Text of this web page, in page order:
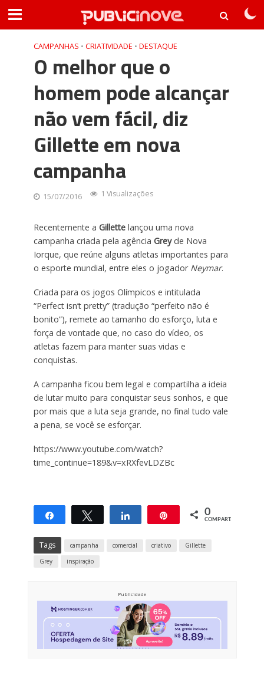
CAMPANHAS • CRIATIVIDADE • DESTAQUE
O melhor que o
homem pode alcançar
não vem fácil, diz
Gillette em nova
campanha
15/07/2016 1 Visualizações
Recentemente a Gillettelançou uma nova
campanha criada pela agência Greyde Nova
Iorque, que reúne alguns atletas importantes para
o esporte mundial, entre eles o jogador Neymar.
Criada para os jogos Olímpicos e intitulada
“Perfect isn’t pretty” (tradução “perfeito não é
bonito”), remete ao tamanho do esforço, luta e
força de vontade que, no caso do vídeo, os
atletas fazem para manter suas vidas e
conquistas.
A campanha ficou bem legal e compartilha a ideia
de lutar muito para conquistar seus sonhos, e que
por mais que a luta seja grande, no final tudo vale
a pena, se você se esforçar.
https://www.youtube.com/watch?
time_continue=189&v=xRXfevLDZBc
CompartilharTwittar Compartilhar 0
COMPART.
Tags campanha comercial criativo
Gillette
Grey
inspiração
Publicidade